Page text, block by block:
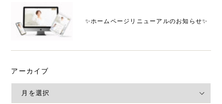
✨ホームページリニューアルのお知らせ✨
アーカイブ